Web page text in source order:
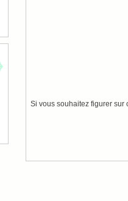
Si vous souhaitez figurer sur